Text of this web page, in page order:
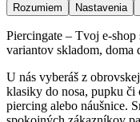
Rozumiem Nastavenia
Piercingate – Tvoj e-
variantov skladom, doma
U nás vyberáš z
klasiky do nosa, pupku či
piercing alebo náušnice.